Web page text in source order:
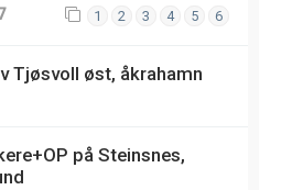
1 2 3 4 5 6
Tjøsvoll øst, åkrahamn
på Steinsnes,